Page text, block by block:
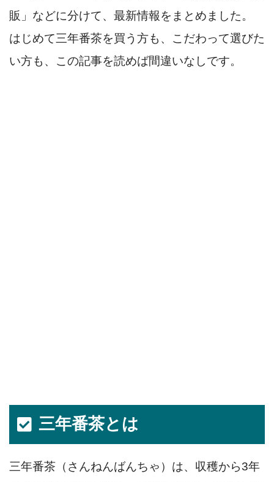
販」などに分けて、最新情報をまとめました。
はじめて三年番茶を買う方も、こだわって選びた
い方も、この記事を読めば間違いなしです。
三年番茶とは
三年番茶（さんねんばんちゃ）は、収穫から3年